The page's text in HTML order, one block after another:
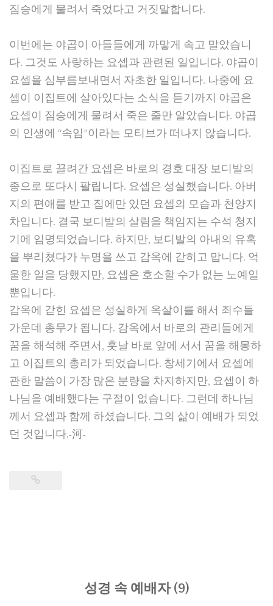
짐승에게 물려서 죽었다고 거짓말합니다.
이번에는 야곱이 아들들에게 까맣게 속고 말았습니
다. 그것도 사랑하는 요셉과 관련된 일입니다. 야곱이
요셉을 심부름보내면서 자초한 일입니다. 나중에 요
셉이 이집트에 살아있다는 소식을 듣기까지 야곱은
요셉이 짐승에게 물려서 죽은 줄만 알았습니다. 야곱
의 인생에 “속임”이라는 모티브가 떠나지 않습니다.
이집트로 끌려간 요셉은 바로의 경호 대장 보디발의
종으로 또다시 팔립니다. 요셉은 성실했습니다. 아버
지의 편애를 받고 집에만 있던 요셉의 모습과 천양지
차입니다. 결국 보디발의 살림을 책임지는 수석 청지
기에 임명되었습니다. 하지만, 보디발의 아내의 유혹
을 뿌리쳤다가 누명을 쓰고 감옥에 갇히고 맙니다. 억
울한 일을 당했지만, 요셉은 호소할 수가 없는 노예일
뿐입니다.
감옥에 갇힌 요셉은 성실하게 옥살이를 해서 죄수들
가운데 총무가 됩니다. 감옥에서 바로의 관리들에게
꿈을 해석해 주면서, 훗날 바로 앞에 서서 꿈을 해몽하
고 이집트의 총리가 되었습니다. 창세기에서 요셉에
관한 말씀이 가장 많은 분량을 차지하지만, 요셉이 하
나님을 예배했다는 구절이 없습니다. 그런데 하나님
께서 요셉과 함께 하셨습니다. 그의 삶이 예배가 되었
던 것입니다.-河-
성경 속 예배자 (9)